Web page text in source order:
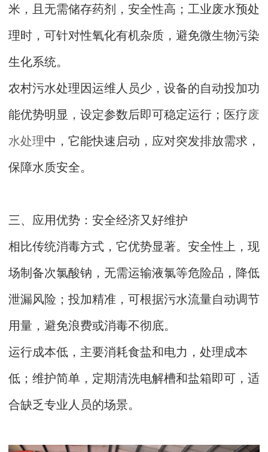
米，且无需储存药剂，安全性高；工业废水预处
理时，可针对性氧化有机杂质，避免微生物污染
生化系统。
农村污水处理因运维人员少，设备的自动投加功
能优势明显，设定参数后即可稳定运行；医疗废
水处理中，它能快速启动，应对突发排放需求，
保障水质安全。
三、应用优势：安全经济又好维护
相比传统消毒方式，它优势显著。安全性上，现
场制备次氯酸钠，无需运输液氯等危险品，降低
泄漏风险；投加精准，可根据污水流量自动调节
用量，避免浪费或消毒不彻底。
运行成本低，主要消耗食盐和电力，处理成本
低；维护简单，定期清洗电解槽和盐箱即可，适
合缺乏专业人员的场景。